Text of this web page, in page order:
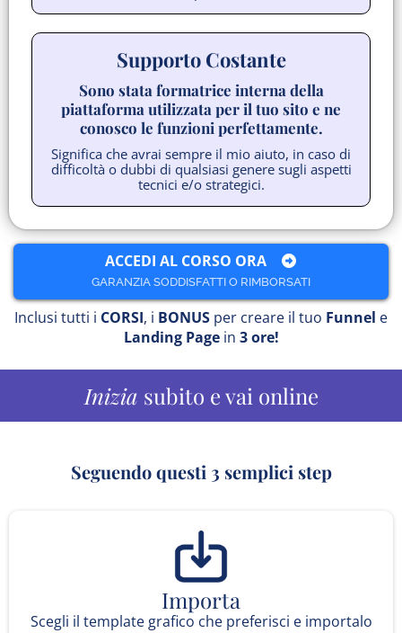
Supporto Costante
Sono stata formatrice interna della
piattaforma utilizzata per il tuo sito e ne
conosco le funzioni perfettamente.
Significa che avrai sempre il mio aiuto, in caso di
difficoltà o dubbi di qualsiasi genere sugli aspetti
tecnici e/o strategici.
ACCEDI AL CORSO ORA
GARANZIA SODDISFATTI O RIMBORSATI
Inclusi tutti i CORSI, i BONUS per creare il tuo Funnel e
Landing Pagein 3 ore!
Inizia subito e vai online
Seguendo questi 3 semplici step
Importa
Scegli il template grafico che preferisci e importalo